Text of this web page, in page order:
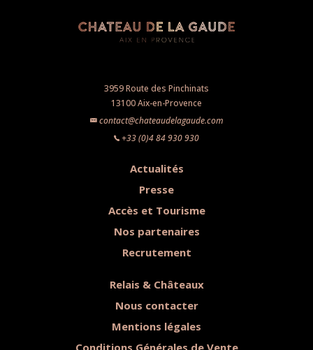
3959 Route des Pinchinats
13100 Aix-en-Provence
contact@chateaudelagaude.com
+33 (0)4 84 930 930
Actualités
Presse
Accès et Tourisme
Nos partenaires
Recrutement
Relais & Châteaux
Nous contacter
Mentions légales
Conditions Générales de Vente